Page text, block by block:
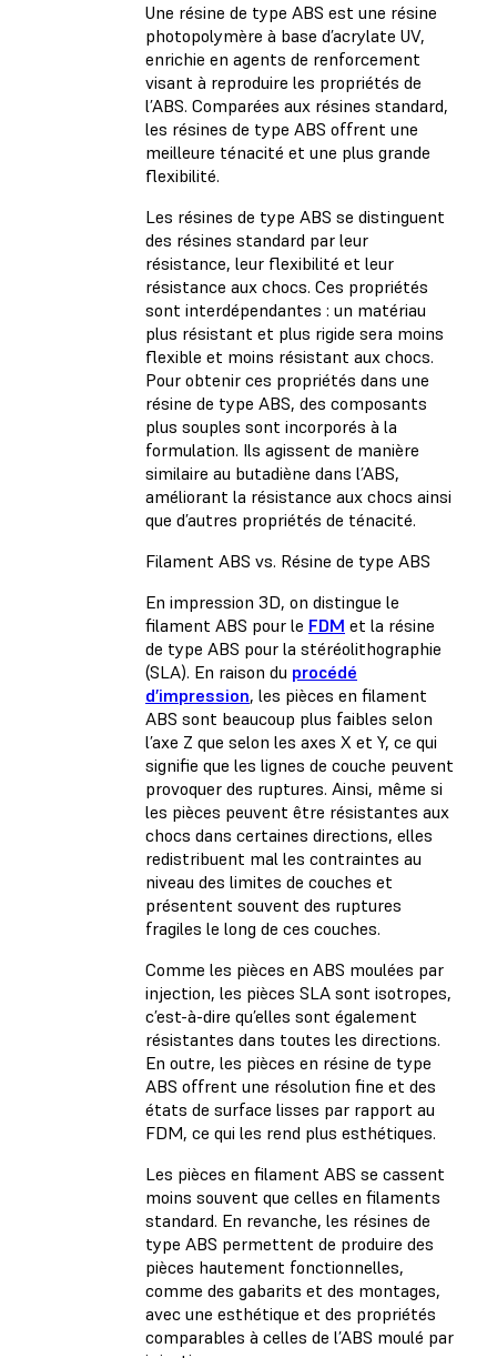
Une résine de type ABS est une résine
photopolymère à base d’acrylate UV,
enrichie en agents de renforcement
visant à reproduire les propriétés de
l’ABS. Comparées aux résines standard,
les résines de type ABS offrent une
meilleure ténacité et une plus grande
flexibilité.
Les résines de type ABS se distinguent
des résines standard par leur
résistance, leur flexibilité et leur
résistance aux chocs. Ces propriétés
sont interdépendantes : un matériau
plus résistant et plus rigide sera moins
flexible et moins résistant aux chocs.
Pour obtenir ces propriétés dans une
résine de type ABS, des composants
plus souples sont incorporés à la
formulation. Ils agissent de manière
similaire au butadiène dans l’ABS,
améliorant la résistance aux chocs ainsi
que d’autres propriétés de ténacité.
Filament ABS vs. Résine de type ABS
En impression 3D, on distingue le
filament ABS pour le FDM et la résine
de type ABS pour la stéréolithographie
(SLA). En raison du procédé
d’impression, les pièces en filament
ABS sont beaucoup plus faibles selon
l’axe Z que selon les axes X et Y, ce qui
signifie que les lignes de couche peuvent
provoquer des ruptures. Ainsi, même si
les pièces peuvent être résistantes aux
chocs dans certaines directions, elles
redistribuent mal les contraintes au
niveau des limites de couches et
présentent souvent des ruptures
fragiles le long de ces couches.
Comme les pièces en ABS moulées par
injection, les pièces SLA sont isotropes,
c’est-à-dire qu’elles sont également
résistantes dans toutes les directions.
En outre, les pièces en résine de type
ABS offrent une résolution fine et des
états de surface lisses par rapport au
FDM, ce qui les rend plus esthétiques.
Les pièces en filament ABS se cassent
moins souvent que celles en filaments
standard. En revanche, les résines de
type ABS permettent de produire des
pièces hautement fonctionnelles,
comme des gabarits et des montages,
avec une esthétique et des propriétés
comparables à celles de l’ABS moulé par